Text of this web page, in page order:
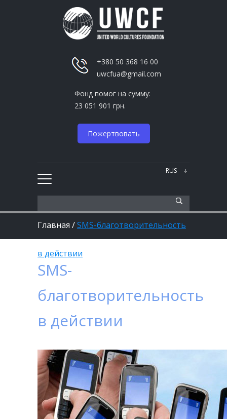
+380 50 368 16 00
uwcfua@gmail.com
Фонд помог на сумму:
23 051 901 грн.
Пожертвовать
Главная /SMS-благотворительность
в действии
SMS-
благотворительность
в действии